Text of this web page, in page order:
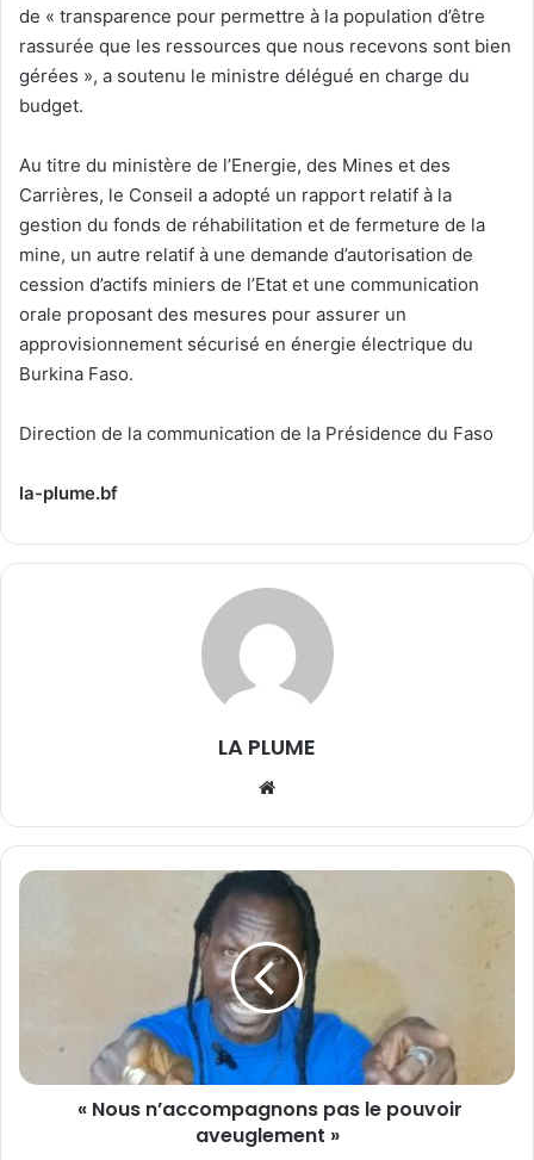
de « transparence pour permettre à la population d’être
rassurée que les ressources que nous recevons sont bien
gérées », a soutenu le ministre délégué en charge du
budget.
Au titre du ministère de l’Energie, des Mines et des
Carrières, le Conseil a adopté un rapport relatif à la
gestion du fonds de réhabilitation et de fermeture de la
mine, un autre relatif à une demande d’autorisation de
cession d’actifs miniers de l’Etat et une communication
orale proposant des mesures pour assurer un
approvisionnement sécurisé en énergie électrique du
Burkina Faso.
Direction de la communication de la Présidence du Faso
la-plume.bf
LA PLUME
te
« Nous n’accompagnons pas le pouvoir
aveuglement »